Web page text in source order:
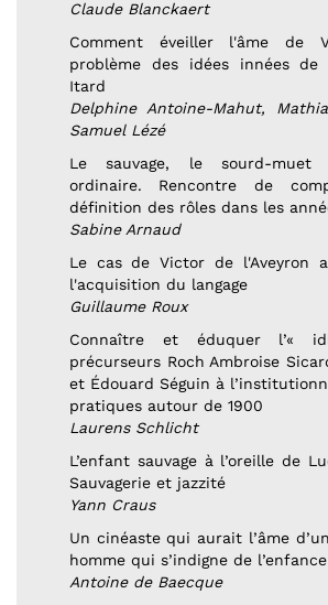
Claude Blanckaert
Comment éveiller l'âme de
problème des idées innées de
Itard
Delphine Antoine-Mahut,
Samuel Lézé
Le sauvage, le sourd-
ordinaire. Rencontre de
définition des rôles dans les
Sabine Arnaud
Le cas de Victor de l'Aveyron
l'acquisition du langage
Guillaume Roux
Connaître et éduquer l’«
précurseurs Roch Ambroise
et Édouard Séguin à
pratiques autour de 1900
Laurens Schlicht
L’enfant sauvage à l’oreille de
Sauvagerie et jazzité
Yann Craus
Un cinéaste qui aurait l’âme
homme qui s’indigne de
Antoine de Baecque